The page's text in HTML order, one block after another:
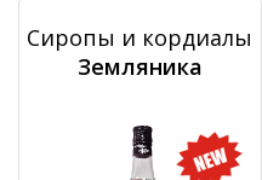
Сиропы и кордиалы
Земляника